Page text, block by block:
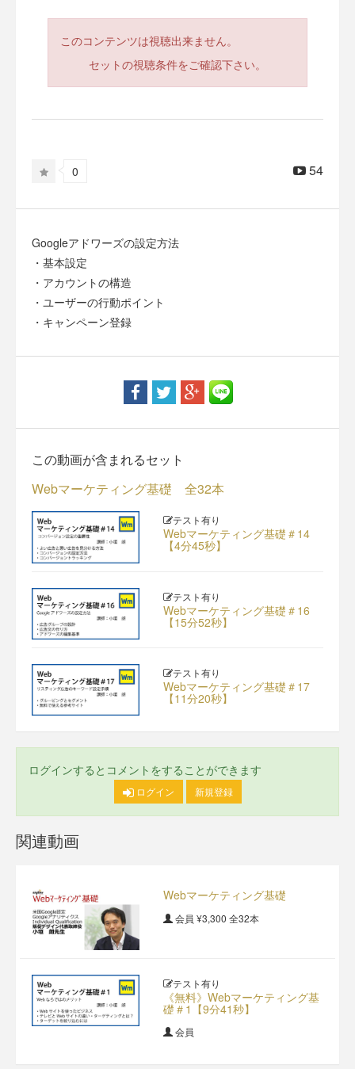
このコンテンツは視聴出来ません。
セットの視聴条件をご確認下さい。
0 54
Googleアドワーズの設定方法
・基本設定
・アカウントの構造
・ユーザーの行動ポイント
・キャンペーン登録
この動画が含まれるセット
Webマーケティング基礎 全32本
テスト有り
Webマーケティング基礎＃14
【4分45秒】
テスト有り
Webマーケティング基礎＃16
【15分52秒】
テスト有り
Webマーケティング基礎＃17
【11分20秒】
ログインするとコメントをすることができます
ログイン 新規登録
関連動画
Webマーケティング基礎
会員 ¥3,300 全32本
テスト有り
《無料》Webマーケティング基
礎＃1【9分41秒】
会員